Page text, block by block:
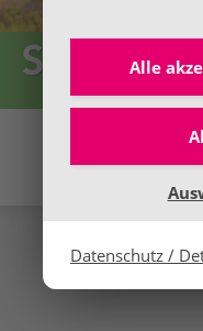
Alle
Datenschutz /
Wir